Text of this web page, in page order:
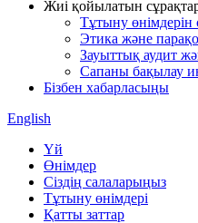
Жиі қойылатын
Тұтыну өнімдерін
Этика және
Зауыттық аудит
Сапаны бақылау
Бізбен хабарласыңы
English
Үй
Өнімдер
Сіздің салаларыңыз
Тұтыну өнімдері
Қатты заттар